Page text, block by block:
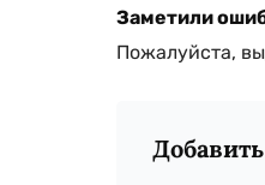
Заметили
Пожалуйста,